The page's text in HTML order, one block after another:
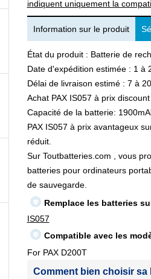
indiquent uniquement la
Information sur le produit
État du produit : Batterie de
Date d'expédition estimée : 1 à
Délai de livraison estimé : 7 à
Achat PAX IS057 à prix discount
Capacité de la batterie:
PAX IS057 à prix avantageux
réduit.
Sur Toutbatteries.com , vous
batteries pour ordinateurs
de sauvegarde.
Remplace les batteries
IS057
Compatible avec les
For PAX D200T
Comment bien choisir sa